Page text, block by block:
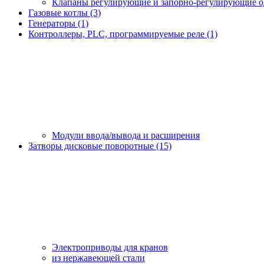
Клапаны регулирующие и запорно-регулирующие
Газовые котлы (3)
Генераторы (1)
Контроллеры, PLС, программируемые реле (1)
Модули ввода/вывода и расширения
Затворы дисковые поворотные (15)
Электроприводы для кранов
из нержавеющей стали